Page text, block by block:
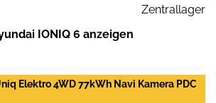
Zentrallager
IONIQ 6 anzeigen
Elektro 4WD 77kWh Navi Kamera PDC